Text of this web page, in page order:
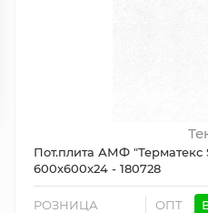
Пот.плита АМФ "Терматекс
600х600х24 - 180728
РОЗНИЦА ОПТ